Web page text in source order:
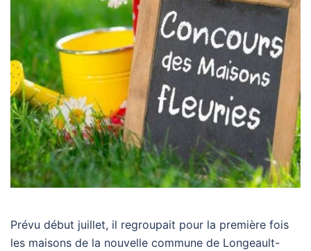
Prévu début juillet, il regroupait pour la première fois
les maisons de la nouvelle commune de Longeault-